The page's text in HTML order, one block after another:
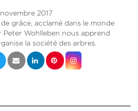
novembre 2017
grâce, acclamé dans le monde
Peter Wohlleben nous apprend
la société des arbres.